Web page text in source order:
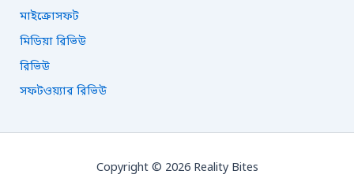
মাইক্রোসফট
মিডিয়া রিভিউ
রিভিউ
সফটওয়্যার রিভিউ
Copyright © 2026 Reality Bites